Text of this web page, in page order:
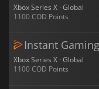
Xbox Series X · Global
1100 COD Points
Instant Gaming
Xbox Series X · Global
1100 COD Points